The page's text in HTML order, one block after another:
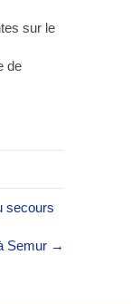
sur le
de
secours
Semur →